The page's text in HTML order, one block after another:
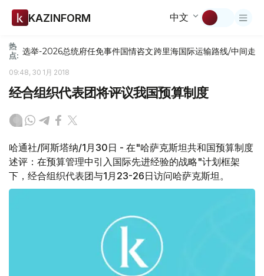
KAZINFORM 中文
热
点: 选举-2026总统府任免事件国情咨文跨里海国际运输路线/中间走廊
09:48, 30 1月 2018
经合组织代表团将评议我国预算制度
哈通社/阿斯塔纳/1月30日 - 在"哈萨克斯坦共和国预算制度
述评：在预算管理中引入国际先进经验的战略"计划框架
下，经合组织代表团与1月23-26日访问哈萨克斯坦。